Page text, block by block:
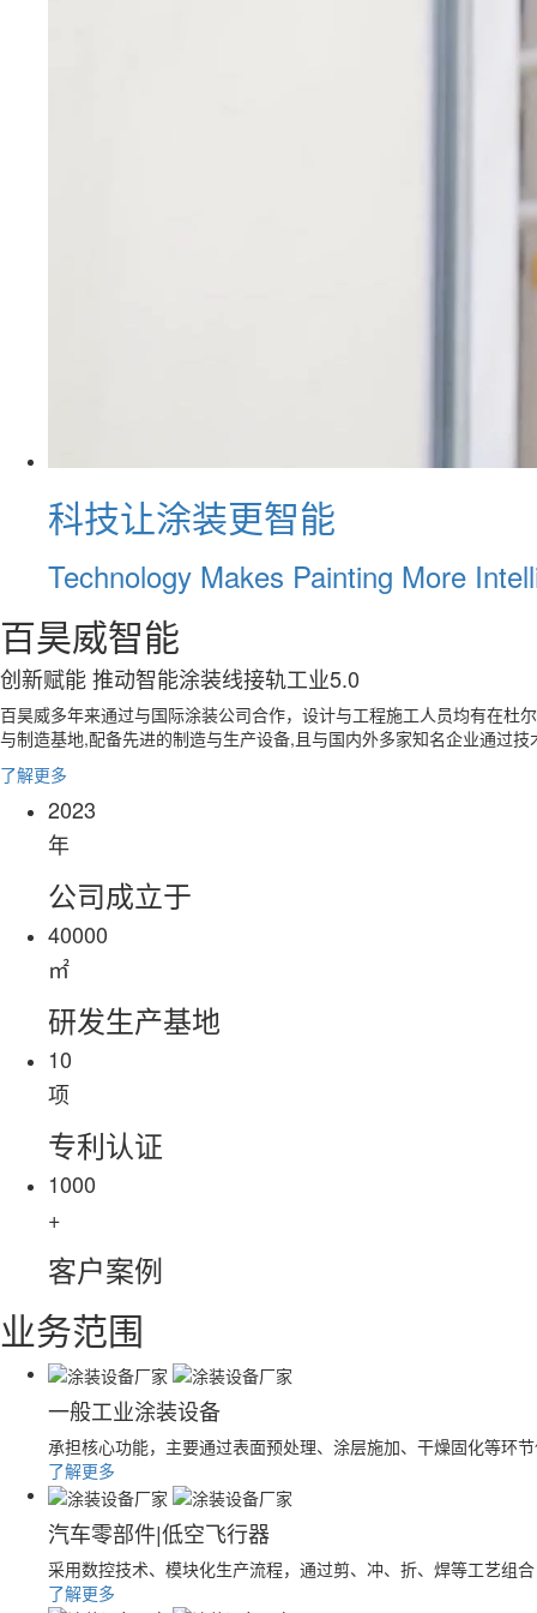
科技让涂装更智能
Technology Makes Painting More
百昊威智能
创新赋能 推动智能涂装线接轨工业5.0
百昊威多年来通过与国际涂装公司合作，设计与工程施工人员均有在
与制造基地,配备先进的制造与生产设备,且与国内外多家知名企业通过
了解更多
2023
年
公司成立于
40000
㎡
研发生产基地
10
项
专利认证
1000
+
客户案例
业务范围
一般工业涂装设备
承担核心功能，主要通过表面预处理、涂层施加、干燥固化等环
了解更多
汽车零部件|低空飞行器
采用数控技术、模块化生产流程，通过剪、冲、折、焊等工艺组
了解更多